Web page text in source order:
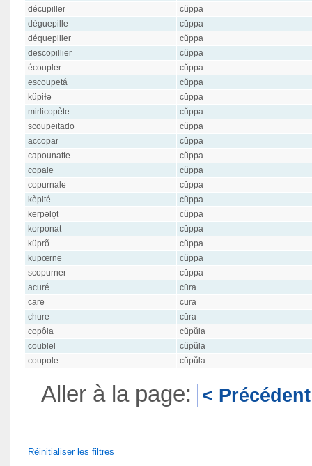
décupiller
cŭppa
déguepille
cŭppa
déquepiller
cŭppa
descopillier
cŭppa
écoupler
cŭppa
escoupetá
cŭppa
küpiɫə
cŭppa
mirlicopète
cŭppa
scoupeitado
cŭppa
accopar
cŭppa
capounatte
cŭppa
copale
cŭppa
copurnale
cŭppa
kèpité
cŭppa
kerpəlǫt
cŭppa
korponat
cŭppa
küprõ
cŭppa
kupœrnẹ
cŭppa
scopurner
cŭppa
acuré
cūra
care
cūra
chure
cūra
copôla
cŭpŭla
coublel
cŭpŭla
coupole
cŭpŭla
Aller à la page: < Précédent
Réinitialiser les filtres